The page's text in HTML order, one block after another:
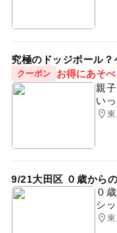
究極のドッジボール
クーポン
お得にあそべ
親
い
9/21大田区 ０歳から
０
シ